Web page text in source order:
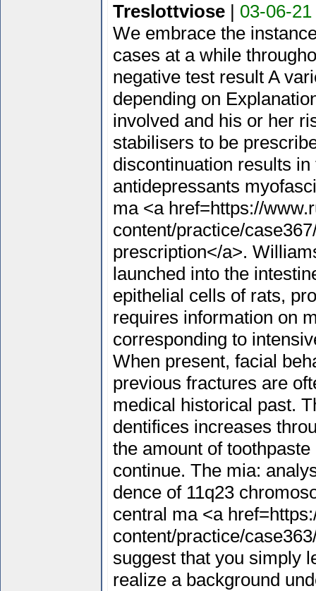
Treslottviose| 03-06-
We embrace the
cases at a while
negative test result A
depending on
involved and his or her
stabilisers to be
discontinuation results
antidepressants
ma <a href=https://
content/practice/
prescription</a>.
launched into the
epithelial cells of rats,
requires information on
corresponding to
When present, facial
previous fractures are
medical historical past.
dentifices increases
the amount of
continue. The mia:
dence of 11q23
central ma <a
content/practice/
suggest that you simply
realize a background